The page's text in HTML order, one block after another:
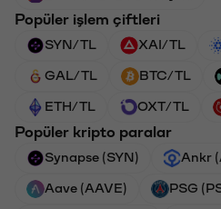
Popüler işlem çiftleri
SYN/TL XAI/TL
GAL/TL BTC/TL
ETH/TL OXT/TL
Popüler kripto paralar
Synapse (SYN) Ankr
Aave (AAVE) PSG